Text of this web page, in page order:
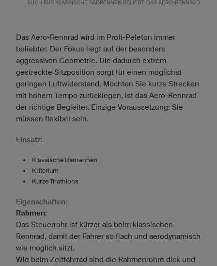
AUCH FÜR KLASSISCHE RADRENNEN BELIEBT: DAS AERO-RENNRAD.
Das Aero-Rennrad wird im Profi-Peleton immer
beliebter. Der Fokus liegt auf der besonders
aggressiven Geometrie. Die dadurch extrem
gestreckte Sitzposition sorgt für einen möglichst
geringen Luftwiderstand. Möchten Sie kurze Strecken
mit hohem Tempo zurücklegen, ist das Aero-Rennrad
der richtige Begleiter. Einzige Voraussetzung: Sie
müssen flexibel sein.
Einsatz:
Klassische Radrennen
Kriterium
Kurze Triathlons
Eigenschaften:
Rahmen:
Das Steuerrohr ist kürzer als beim klassischen
Rennrad, damit der Fahrer so flach und aerodynamisch
wie möglich sitzt.
Wie beim Zeitfahrrad sind die Rahmenrohre dick und